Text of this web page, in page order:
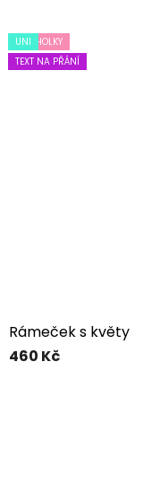
PRO HOLKY
TEXT NA PŘÁNÍ
Rámeček s květy
460 Kč
UNI
TEXT NA PŘÁNÍ
UNI
TEXT NA PŘÁNÍ